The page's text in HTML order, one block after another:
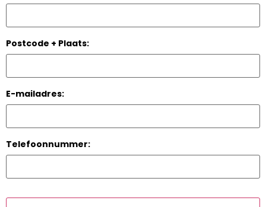
Postcode + Plaats:
E-mailadres:
Telefoonnummer: